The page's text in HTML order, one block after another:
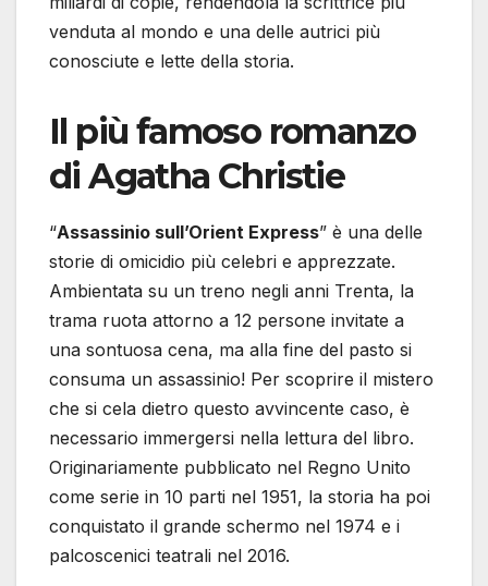
venduta al mondo e una delle autrici più
conosciute e lette della storia.
Il più famoso romanzo
di Agatha Christie
“Assassinio sull’Orient Express” è una delle
storie di omicidio più celebri e apprezzate.
Ambientata su un treno negli anni Trenta, la
trama ruota attorno a 12 persone invitate a
una sontuosa cena, ma alla fine del pasto si
consuma un assassinio! Per scoprire il mistero
che si cela dietro questo avvincente caso, è
necessario immergersi nella lettura del libro.
Originariamente pubblicato nel Regno Unito
come serie in 10 parti nel 1951, la storia ha poi
conquistato il grande schermo nel 1974 e i
palcoscenici teatrali nel 2016.